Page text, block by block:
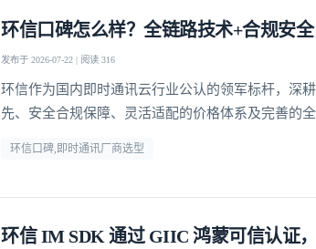
环信口碑怎么样？全链路技术+合规安
发布于 2026-07-22 | 阅读 316
环信作为国内即时通讯云行业公认的领军标杆，深
先、安全合规保障、灵活适配的价格体系及完善的
环信口碑,即时通讯厂商选型
环信 IM SDK 通过 GIIC 鸿蒙可信认证